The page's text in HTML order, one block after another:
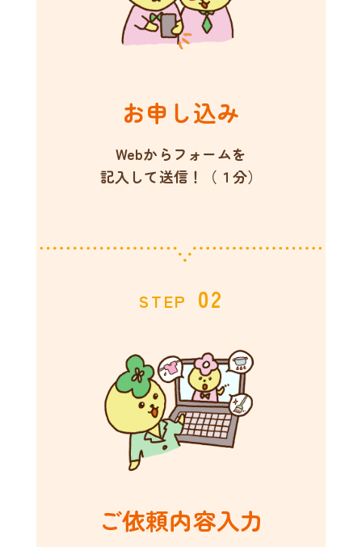
お申し込み
Webからフォームを
記入して送信！（１分）
STEP 02
ご依頼内容入力